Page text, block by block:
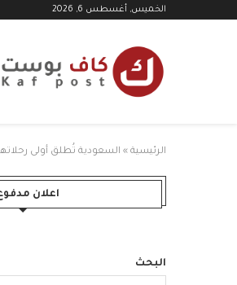
الخميس, أغسطس 6, 2026
الرئيسية » السعودية تُطلق أولى
اعلان
البحث